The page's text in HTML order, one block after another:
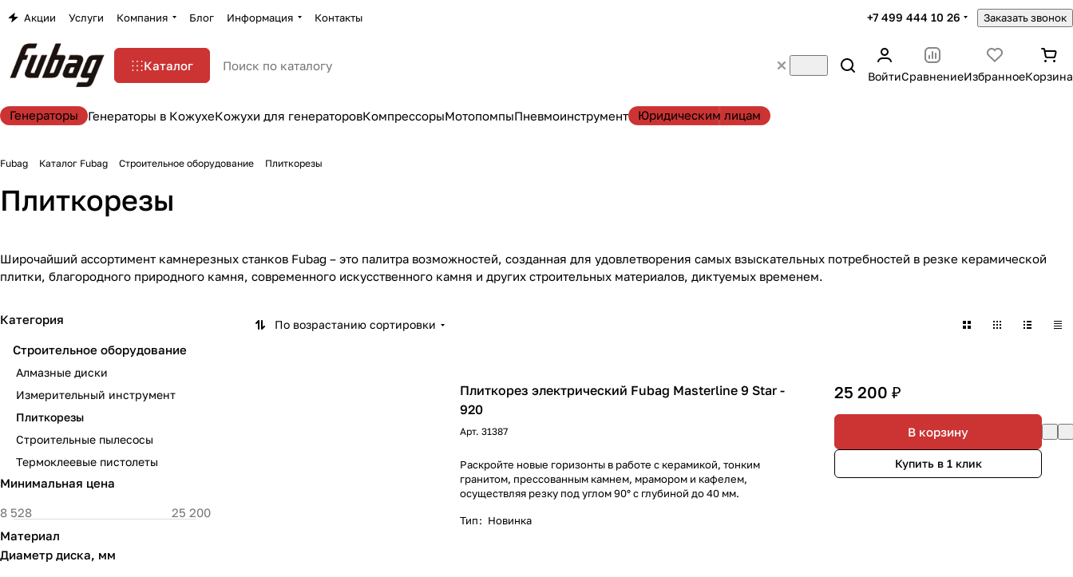
Акции Услуги Компания Блог Информация Контакты +7 499 444 10 26 Заказать звонок
Каталог
ВойтиСравнениеИзбранноеКорзина
Генераторы Генераторы в КожухеКожухи для генераторовКомпрессорыМотопомпыПневмоинструмент Юридическим лицам
Fubag Каталог Fubag Строительное оборудование Плиткорезы
Плиткорезы
Широчайший ассортимент камнерезных станков Fubag – это палитра возможностей, созданная для удовлетворения самых взыскательных потребностей в резке керамической
плитки, благородного природного камня, современного искусственного камня и других строительных материалов, диктуемых временем.
По возрастанию сортировки
Плиткорез электрический Fubag Masterline 9 Star -
920
Арт. 31387
Раскройте новые горизонты в работе с керамикой, тонким
гранитом, прессованным камнем, мрамором и кафелем,
осуществляя резку под углом 90° с глубиной до 40 мм.
Тип: Новинка
25 200 ₽
В корзину
Купить в 1 клик
Категория
Строительное оборудование
Алмазные диски
Измерительный инструмент
Плиткорезы
Строительные пылесосы
Термоклеевые пистолеты
Минимальная цена
Материал
Диаметр диска, мм